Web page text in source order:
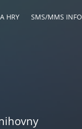
HRY SMS/MMS INFO